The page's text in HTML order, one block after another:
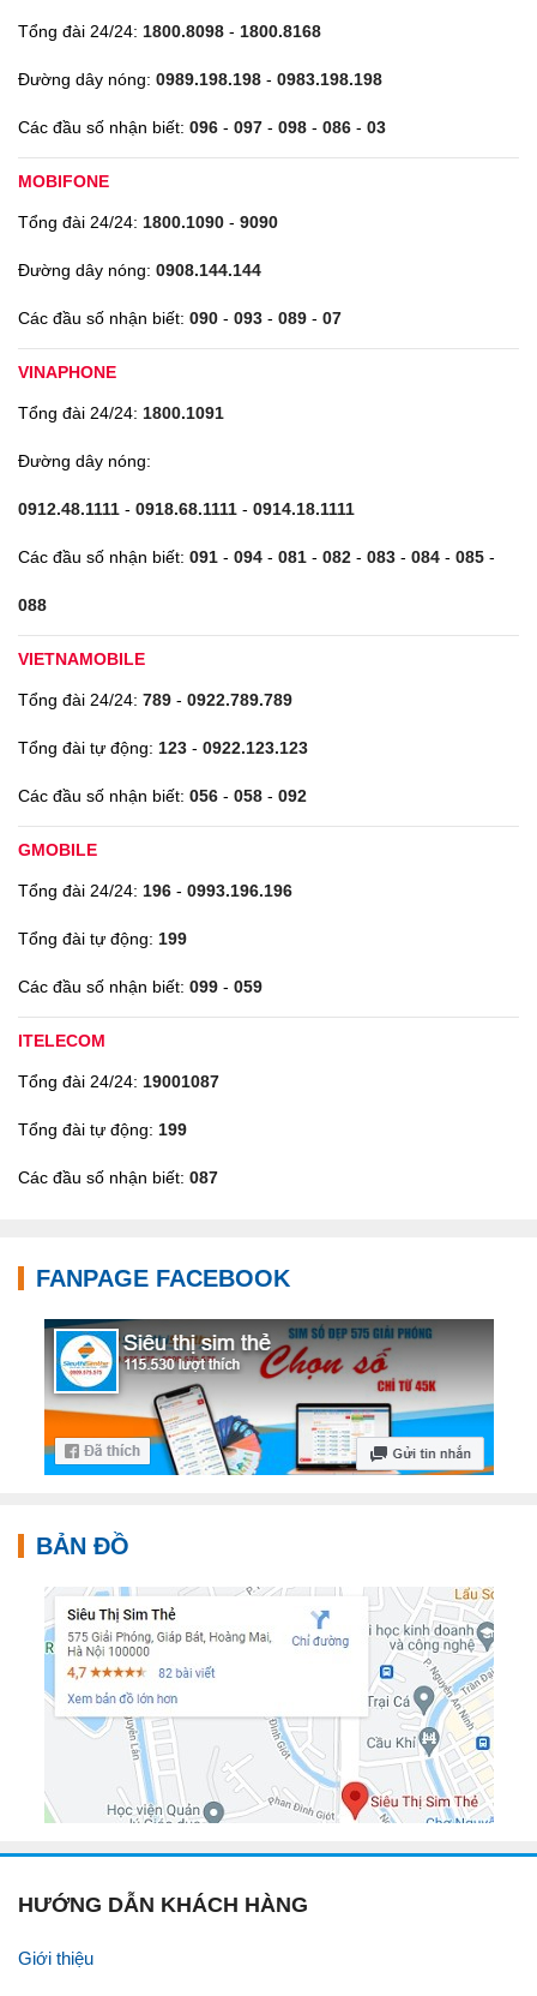
Tổng đài 24/24: 1800.8098 - 1800.8168
Đường dây nóng: 0989.198.198 - 0983.198.198
Các đầu số nhận biết: 096 - 097 - 098 - 086 - 03
MOBIFONE
Tổng đài 24/24: 1800.1090 - 9090
Đường dây nóng: 0908.144.144
Các đầu số nhận biết: 090 - 093 - 089 - 07
VINAPHONE
Tổng đài 24/24: 1800.1091
Đường dây nóng:
0912.48.1111 - 0918.68.1111 - 0914.18.1111
Các đầu số nhận biết: 091 - 094 - 081 - 082 - 083 - 084 - 085 -
088
VIETNAMOBILE
Tổng đài 24/24: 789 - 0922.789.789
Tổng đài tự động: 123 - 0922.123.123
Các đầu số nhận biết: 056 - 058 - 092
GMOBILE
Tổng đài 24/24: 196 - 0993.196.196
Tổng đài tự động: 199
Các đầu số nhận biết: 099 - 059
ITELECOM
Tổng đài 24/24: 19001087
Tổng đài tự động: 199
Các đầu số nhận biết: 087
FANPAGE FACEBOOK
BẢN ĐỒ
HƯỚNG DẪN KHÁCH HÀNG
Giới thiệu